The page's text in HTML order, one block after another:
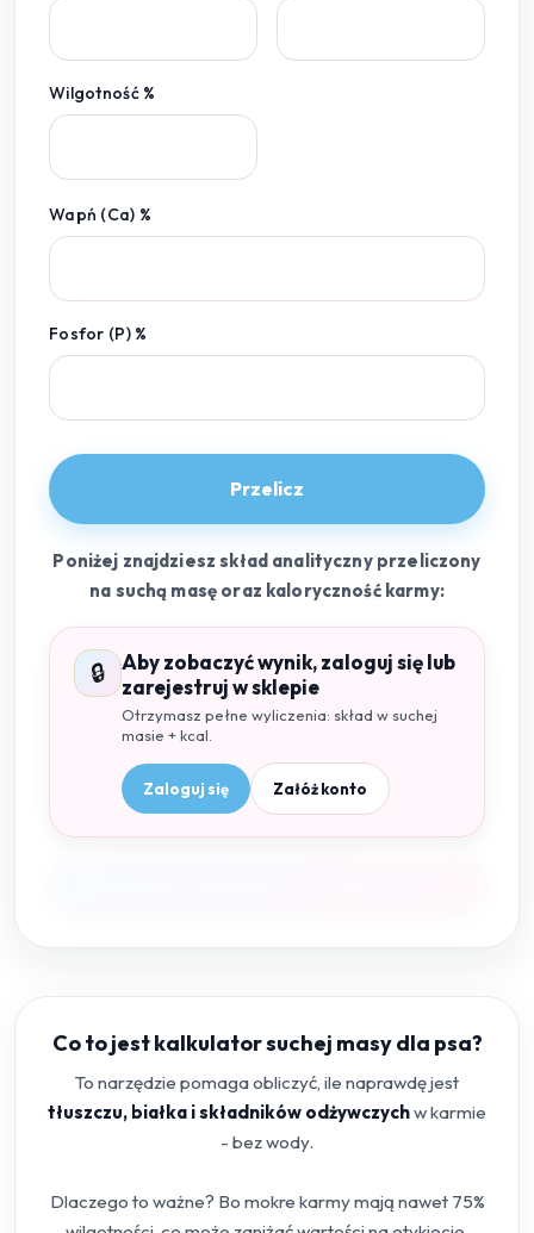
Wilgotność %
Wapń (Ca) %
Fosfor (P) %
Przelicz
Poniżej znajdziesz skład analityczny przeliczony
na suchą masę oraz kaloryczność karmy:
🔒
Aby zobaczyć wynik, zaloguj się lub
zarejestruj w sklepie
Otrzymasz pełne wyliczenia: skład w suchej
masie + kcal.
Zaloguj się Załóż konto
Co to jest kalkulator suchej masy dla psa?
To narzędzie pomaga obliczyć, ile naprawdę jest
tłuszczu, białka i składników odżywczychw karmie
- bez wody.
Dlaczego to ważne? Bo mokre karmy mają nawet 75%